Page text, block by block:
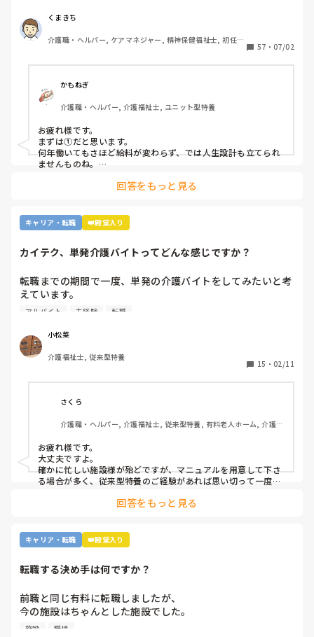
②利用者に叩かれるなど危険があるから。
③他業種に転職できるスキルがつかなさそうだから。
④職場の立地が悪いところが多いから。
⑥施設を作りすぎているから。
⑦時間外労働が多いから。
⑧介護の業界人が綺麗事しか言わないから。
⑨人がいないのに新卒を優遇するから。
⑩未経験可の求人しかないから。
11マネジメント層がまともでないから。
12その他
くまきち
介護職・ヘルパー, ケアマネジャー, 精神保健福祉士, 初任者
57 ・ 07/02
かもねぎ
介護職・ヘルパー, 介護福祉士, ユニット型特養
お疲れ様です。
まずは①だと思います。
何年働いてもさほど給料が変わらず、では人生設計も立てられ
ませんものね。
回答をもっと見る
キャリア・転職 👑殿堂入り
カイテク、単発介護バイトってどんな感じですか？
転職までの期間で一度、単発の介護バイトをしてみたいと考
えています。
ですが単発バイトを求めてるってことはそれなりに忙しい施
かなか踏み出せずにいます。
もし経験ある方いらっしゃいましたら、どんな感じだったか
アルバイト 未経験 転職
小松菜
介護福祉士, 従来型特養
15 ・ 02/11
さくら
介護職・ヘルパー, 介護福祉士, 従来型特養, 有料老人ホーム, 介護老
実務者研修, ユニット型特養, 障害者支援施設
お疲れ様です。
大丈夫ですよ。
確かに忙しい施設様が殆どですが、マニュアルを用意して下さ
る場合が多く、従来型特養のご経験があれば思い切って一度働
施設様のレビューが書かれているので、参考になさると良いか
回答をもっと見る
キャリア・転職 👑殿堂入り
転職する決め手は何ですか？
前職と同じ有料に転職しましたが、
今の施設はちゃんとした施設でした。
施設 職場